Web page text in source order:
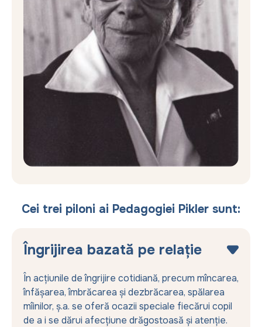
Cei trei piloni ai Pedagogiei Pikler sunt:
Îngrijirea bazată pe relație
În acțiunile de îngrijire cotidiană, precum mîncarea,
înfășarea, îmbrăcarea și dezbrăcarea, spălarea
mîinilor, ș.a. se oferă ocazii speciale fiecărui copil
de a i se dărui afecțiune drăgostoasă și atenție.